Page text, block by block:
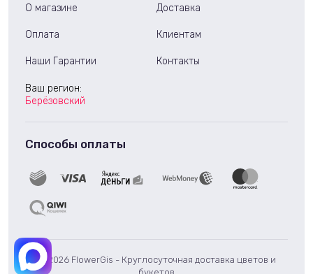
© 2026 FlowerGis - Круглосуточная доставка цветов и
О магазине Доставка
Оплата Клиентам
Наши Гарантии Контакты
Ваш регион:
Берёзовский
Способы оплаты